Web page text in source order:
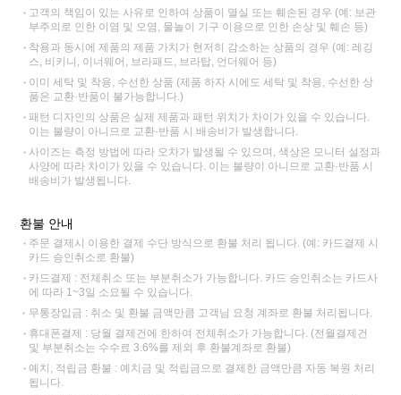
고객의 책임이 있는 사유로 인하여 상품이 멸실 또는 훼손된 경우 (예: 보관
부주의로 인한 이염 및 오염, 물놀이 기구 이용으로 인한 손상 및 훼손 등)
착용과 동시에 제품의 제품 가치가 현저히 감소하는 상품의 경우 (예: 레깅
스, 비키니, 이너웨어, 브라패드, 브라탑, 언더웨어 등)
이미 세탁 및 착용, 수선한 상품 (제품 하자 시에도 세탁 및 착용, 수선한 상
품은 교환·반품이 불가능합니다.)
패턴 디자인의 상품은 실제 제품과 패턴 위치가 차이가 있을 수 있습니다.
이는 불량이 아니므로 교환·반품 시 배송비가 발생합니다.
사이즈는 측정 방법에 따라 오차가 발생될 수 있으며, 색상은 모니터 설정과
사양에 따라 차이가 있을 수 있습니다. 이는 불량이 아니므로 교환·반품 시
배송비가 발생됩니다.
환불 안내
주문 결제시 이용한 결제 수단 방식으로 환불 처리 됩니다. (예: 카드결제 시
카드 승인취소로 환불)
카드결제 : 전체취소 또는 부분취소가 가능합니다. 카드 승인취소는 카드사
에 따라 1~3일 소요될 수 있습니다.
무통장입금 : 취소 및 환불 금액만큼 고객님 요청 계좌로 환불 처리됩니다.
휴대폰결제 : 당월 결제건에 한하여 전체취소가 가능합니다. (전월결제건
및 부분취소는 수수료 3.6%를 제외 후 환불계좌로 환불)
예치, 적립금 환불 : 예치금 및 적립금으로 결제한 금액만큼 자동 복원 처리
됩니다.